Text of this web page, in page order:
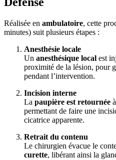
Réalisée en ambulatoire, cette
minutes) suit plusieurs étapes :
Anesthésie locale
Un anesthésique local est
proximité de la lésion, pour
pendant l’intervention.
Incision interne
La paupière est retournée
permettant de faire une
cicatrice apparente.
Retrait du contenu
Le chirurgien évacue le
curette, libérant ainsi la